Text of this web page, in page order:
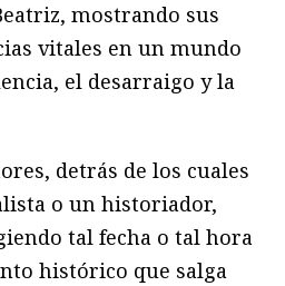
mostrando sus
vitales en un mundo
el desarraigo y la
detrás de los cuales
o un historiador,
tal fecha o tal hora
histórico que salga